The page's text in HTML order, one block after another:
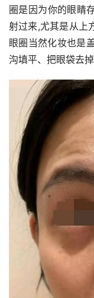
圈是因为你的眼睛
射过来,尤其是从上
眼圈当然化妆也是
沟填平、把眼袋去